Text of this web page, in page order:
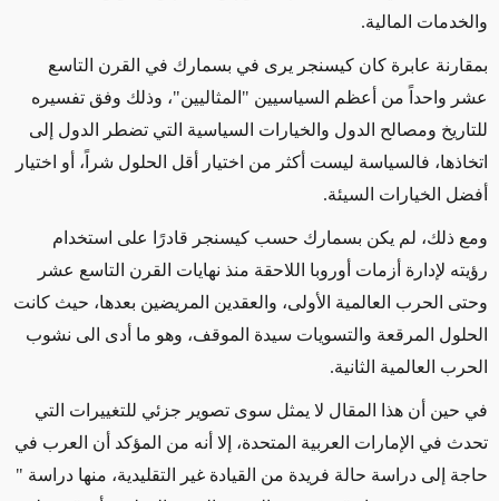
والخدمات المالية.
بمقارنة عابرة كان كيسنجر يرى في بسمارك في القرن التاسع
عشر واحداً من أعظم السياسيين "المثاليين"، وذلك وفق تفسيره
للتاريخ ومصالح الدول والخيارات السياسية التي تضطر الدول إلى
اتخاذها، فالسياسة ليست أكثر من اختيار أقل الحلول شراً، أو اختيار
أفضل الخيارات السيئة.
ومع ذلك، لم يكن بسمارك حسب كيسنجر قادرًا على استخدام
رؤيته لإدارة أزمات أوروبا اللاحقة منذ نهايات القرن التاسع عشر
وحتى الحرب العالمية الأولى، والعقدين المريضين بعدها، حيث كانت
الحلول المرقعة والتسويات سيدة الموقف، وهو ما أدى الى نشوب
الحرب العالمية الثانية.
في حين أن هذا المقال لا يمثل سوى تصوير جزئي للتغييرات التي
تحدث في الإمارات العربية المتحدة، إلا أنه من المؤكد أن العرب في
حاجة إلى دراسة حالة فريدة من القيادة غير التقليدية، منها دراسة "